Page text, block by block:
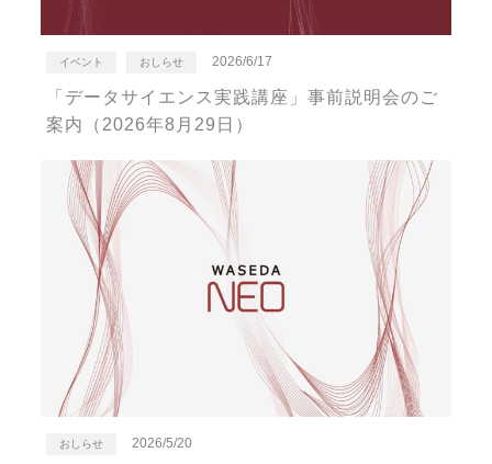
イベント おしらせ 2026/6/17
「データサイエンス実践講座」事前説明会のご
案内（2026年8月29日）
おしらせ 2026/5/20